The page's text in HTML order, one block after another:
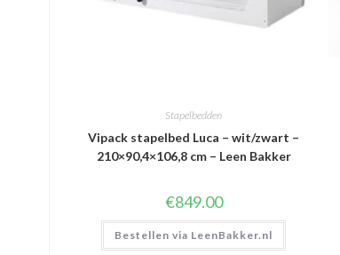
Stapelbedden
Vipack stapelbed Luca – wit/zwart –
210×90,4×106,8 cm – Leen Bakker
€849.00
Bestellen via LeenBakker.nl